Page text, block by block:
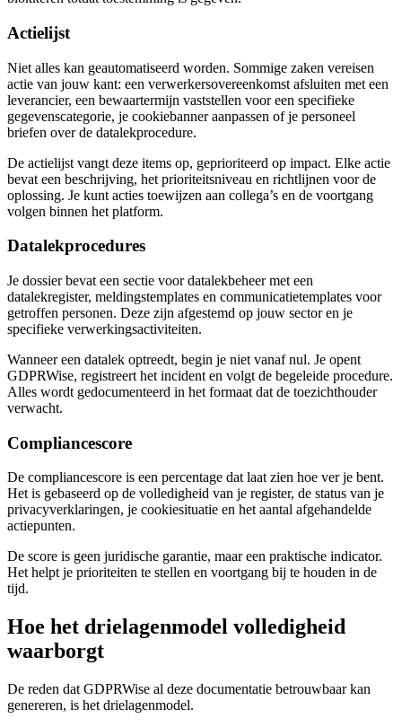
Actielijst
Niet alles kan geautomatiseerd worden. Sommige zaken vereisen
actie van jouw kant: een verwerkersovereenkomst afsluiten met een
leverancier, een bewaartermijn vaststellen voor een specifieke
gegevenscategorie, je cookiebanner aanpassen of je personeel
briefen over de datalekprocedure.
De actielijst vangt deze items op, geprioriteerd op impact. Elke actie
bevat een beschrijving, het prioriteitsniveau en richtlijnen voor de
oplossing. Je kunt acties toewijzen aan collega’s en de voortgang
volgen binnen het platform.
Datalekprocedures
Je dossier bevat een sectie voor datalekbeheer met een
datalekregister, meldingstemplates en communicatietemplates voor
getroffen personen. Deze zijn afgestemd op jouw sector en je
specifieke verwerkingsactiviteiten.
Wanneer een datalek optreedt, begin je niet vanaf nul. Je opent
GDPRWise, registreert het incident en volgt de begeleide procedure.
Alles wordt gedocumenteerd in het formaat dat de toezichthouder
verwacht.
Compliancescore
De compliancescore is een percentage dat laat zien hoe ver je bent.
Het is gebaseerd op de volledigheid van je register, de status van je
privacyverklaringen, je cookiesituatie en het aantal afgehandelde
actiepunten.
De score is geen juridische garantie, maar een praktische indicator.
Het helpt je prioriteiten te stellen en voortgang bij te houden in de
tijd.
Hoe het drielagenmodel volledigheid
waarborgt
De reden dat GDPRWise al deze documentatie betrouwbaar kan
genereren, is het drielagenmodel.